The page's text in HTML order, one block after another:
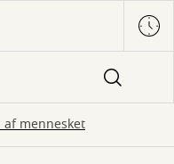
mennesket